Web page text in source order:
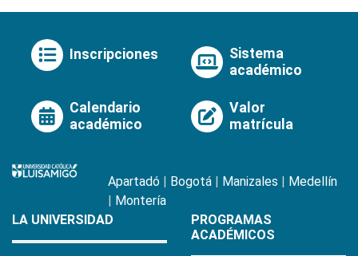
Inscripciones
Sistema
académico
Calendario
académico
Valor
matrícula
Apartadó Bogotá Manizales
Medellín
Montería
LA UNIVERSIDAD
PROGRAMAS
ACADÉMICOS